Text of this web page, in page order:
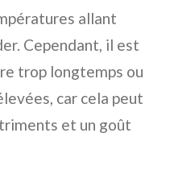
allant
Cependant, il est
trop longtemps ou
car cela peut
et un goût